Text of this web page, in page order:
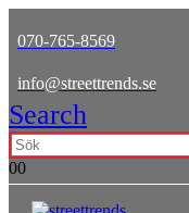
070-765-8569
info@streettrends.se
Search
00